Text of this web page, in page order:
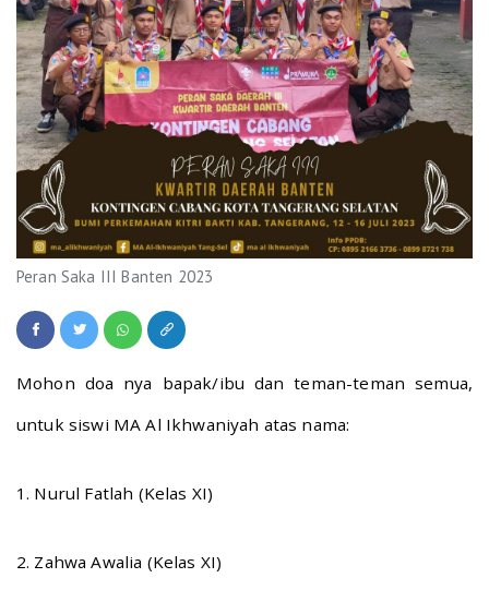
Peran Saka III Banten 2023
Mohon doa nya bapak/ibu dan teman-teman semua,
untuk siswi MA Al Ikhwaniyah atas nama:
1. Nurul Fatlah (Kelas XI)
2. Zahwa Awalia (Kelas XI)